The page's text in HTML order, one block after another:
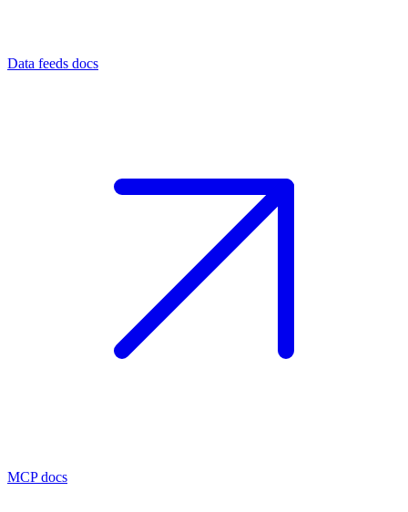
Data feeds docs
MCP docs